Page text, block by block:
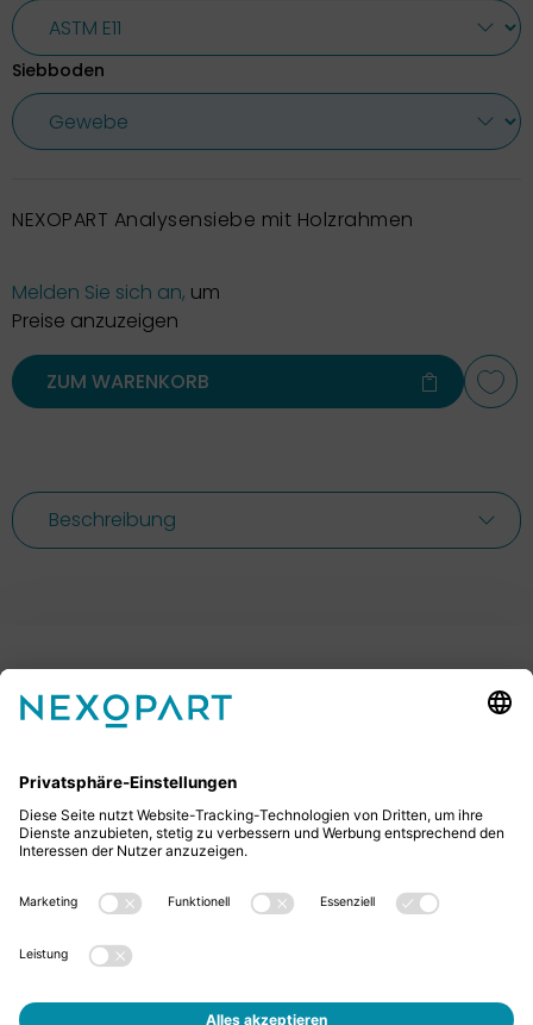
Siebboden
NEXOPART Analysensiebe mit Holzrahmen
Melden Sie sich an, um
Preise anzuzeigen
ZUM WARENKORB
Beschreibung
Ihr Kontakt zu uns.
schreiben uns eine E-Mail.
+49 2522 59084 0
sales@nexopart.com
Jobs